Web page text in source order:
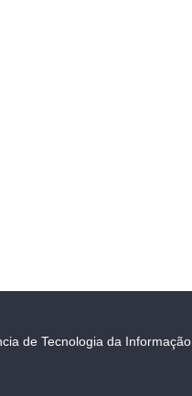
de Tecnologia da Informação